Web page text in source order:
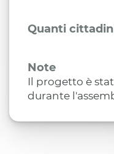
Quanti
Note
Il progetto è
durante